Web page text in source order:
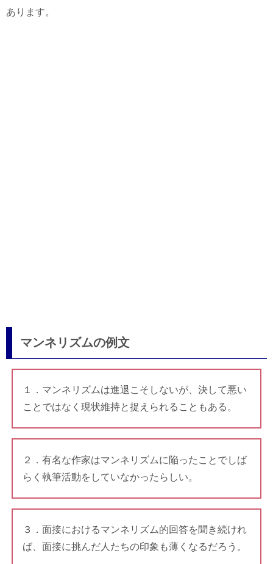
あります。
マンネリズムの例文
１．マンネリズムは進退こそしないが、決して悪い
ことではなく現状維持と捉えられることもある。
２．有名な作家はマンネリズムに陥ったことでしば
らく執筆活動をしていなかったらしい。
３．面接におけるマンネリズム的回答を聞き続けれ
ば、面接に挑んだ人たちの印象も薄くなるだろう。